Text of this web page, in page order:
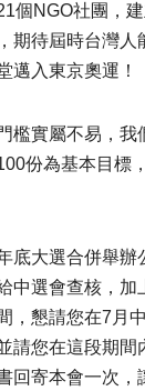
個NGO社團，
期待屆時台灣人
邁入東京奧運！
檻實屬不易，我
份為基本目標
底大選合併舉辦
中選會查核，加
，懇請您在7月
請您在這段期間
回寄本會一次，